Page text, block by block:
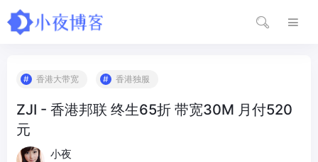
香港大带宽 香港独服
ZJI - 香港邦联 终生65折 带宽30M 月付520
元
小夜